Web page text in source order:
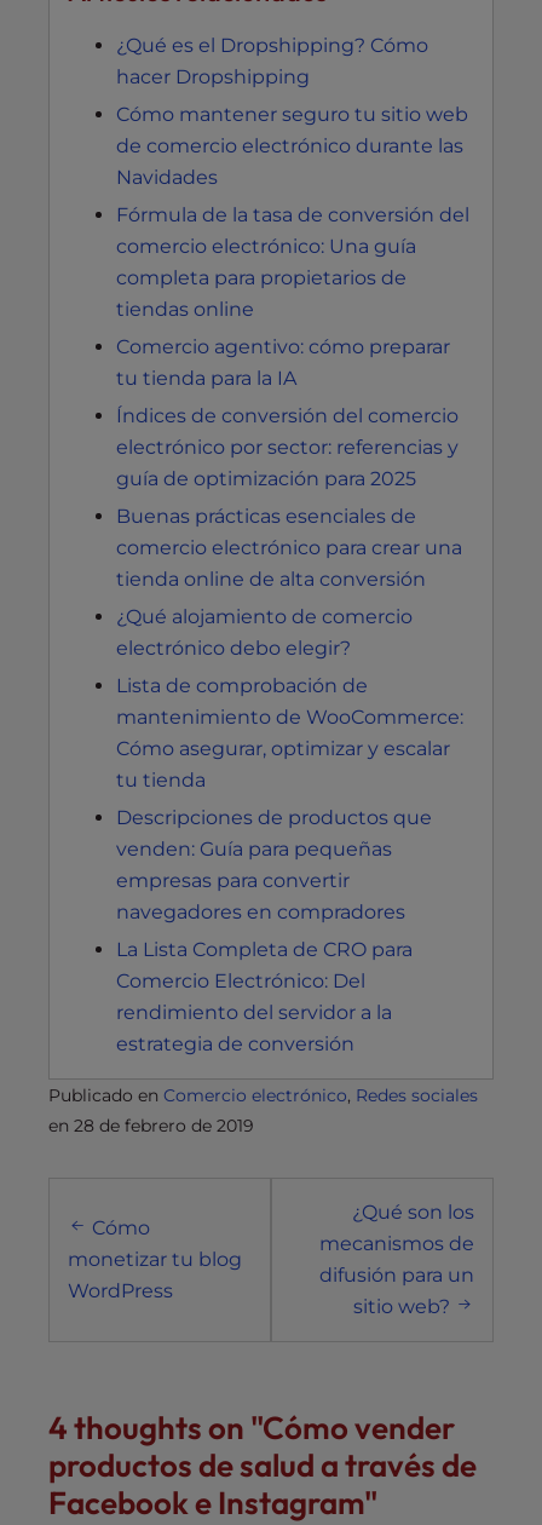
¿Qué es el Dropshipping? Cómo
hacer Dropshipping
Cómo mantener seguro tu sitio web
de comercio electrónico durante las
Navidades
Fórmula de la tasa de conversión del
comercio electrónico: Una guía
completa para propietarios de
tiendas online
Comercio agentivo: cómo preparar
tu tienda para la IA
Índices de conversión del comercio
electrónico por sector: referencias y
guía de optimización para 2025
Buenas prácticas esenciales de
comercio electrónico para crear una
tienda online de alta conversión
¿Qué alojamiento de comercio
electrónico debo elegir?
Lista de comprobación de
mantenimiento de WooCommerce:
Cómo asegurar, optimizar y escalar
tu tienda
Descripciones de productos que
venden: Guía para pequeñas
empresas para convertir
navegadores en compradores
La Lista Completa de CRO para
Comercio Electrónico: Del
rendimiento del servidor a la
estrategia de conversión
Publicado en Comercio electrónico, Redes sociales
en 28 de febrero de 2019
posterior
Cómo
monetizar tu blog
WordPress
¿Qué son los
mecanismos de
difusión para un
sitio web?
4 thoughts on "Cómo vender
productos de salud a través de
Facebook e Instagram"